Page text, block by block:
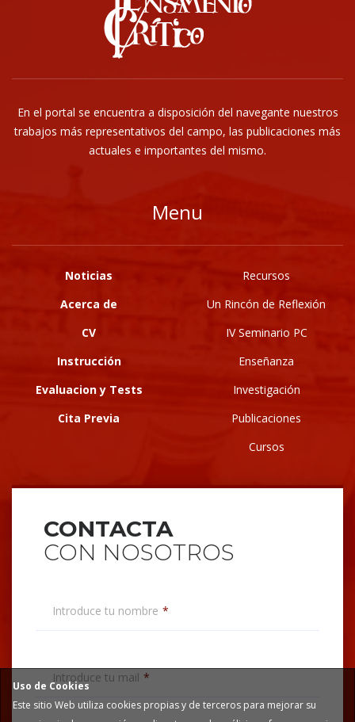
En el portal se encuentra a disposición del navegante nuestros
trabajos más representativos del campo, las publicaciones más
actuales e importantes del mismo.
Menu
Noticias
Acerca de
CV
Instrucción
Evaluacion y Tests
Cita Previa
Recursos
Un Rincón de Reflexión
IV Seminario PC
Enseñanza
Investigación
Publicaciones
Cursos
CONTACTA
CON NOSOTROS
Introduce tu nombre
Introduce tu mail
Uso de Cookies
Este sitio Web utiliza cookies propias y de terceros para mejorar su